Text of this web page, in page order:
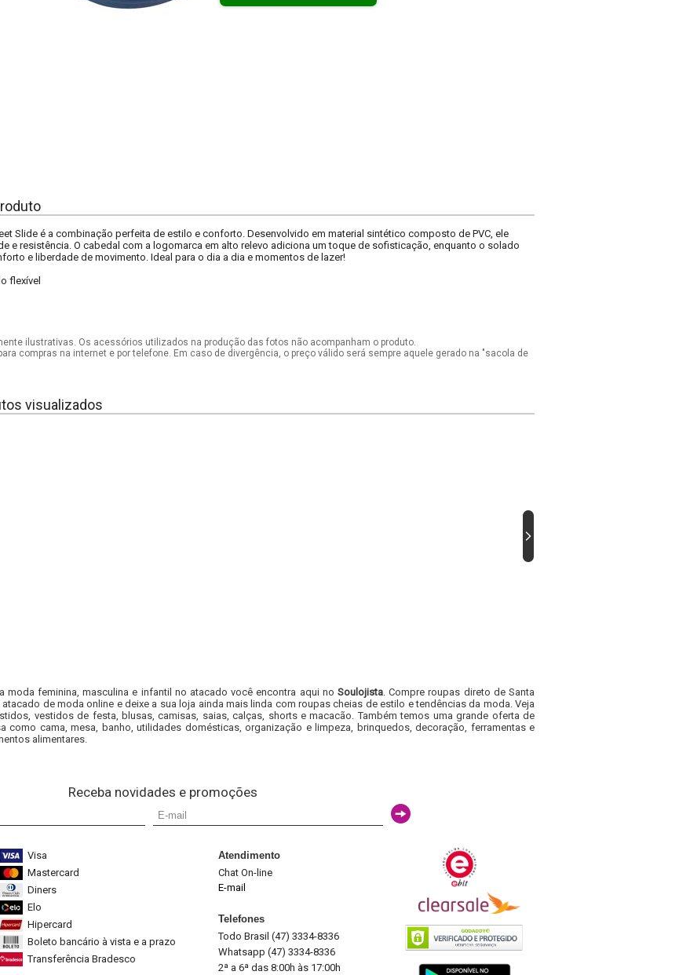
Slide é a combinação perfeita de estilo e conforto. Desenvolvido em material sintético composto de PVC, ele
e resistência. O cabedal com a logomarca em alto relevo adiciona um toque de sofisticação, enquanto o solado
e liberdade de movimento. Ideal para o dia a dia e momentos de lazer!
flexível
ilustrativas. Os acessórios utilizados na produção das fotos não acompanham o produto.
compras na internet e por telefone. Em caso de divergência, o preço válido será sempre aquele gerado na "sacola de
visualizados
moda feminina, masculina e infantil no atacado você encontra aqui no Soulojista. Compre roupas direto de Santa
de moda online e deixe a sua loja ainda mais linda com roupas cheias de estilo e tendências da moda. Veja
vestidos de festa, blusas, camisas, saias, calças, shorts e macacão. Também temos uma grande oferta de
como cama, mesa, banho, utilidades domésticas, organização e limpeza, brinquedos, decoração, ferramentas e
alimentares.
Receba novidades e promoções
Visa
Mastercard
Diners
Elo
Hipercard
Boleto bancário à vista e a prazo
Transferência Bradesco
Atendimento
Chat On-line
E-mail
Telefones
Todo Brasil (47) 3334-8336
Whatsapp (47) 3334-8336
2ª a 6ª das 8:00h às 17:00h